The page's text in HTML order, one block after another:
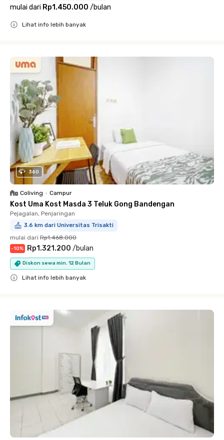
mulai dari Rp1.450.000 /bulan
Lihat info lebih banyak
360
Coliving • Campur
Kost Uma Kost Masda 3 Teluk Gong Bandengan
Pejagalan, Penjaringan
3.6 km dari Universitas Trisakti
mulai dari Rp1.468.000
-10% Rp1.321.200 /bulan
Diskon sewa min. 12 Bulan
Lihat info lebih banyak